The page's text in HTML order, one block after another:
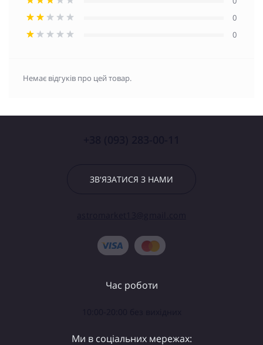
0
0
Немає відгуків про цей товар.
ЗВ'ЯЗАТИСЯ З НАМИ
Час роботи
Ми в соціальних мережах: